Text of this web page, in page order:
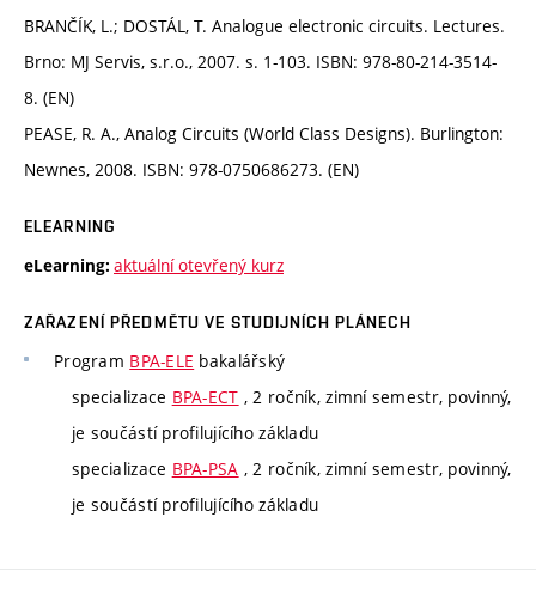
BRANČÍK, L.; DOSTÁL, T. Analogue electronic circuits. Lectures.
Brno: MJ Servis, s.r.o., 2007. s. 1-103. ISBN: 978-80-214-3514-
8. (EN)
PEASE, R. A., Analog Circuits (World Class Designs). Burlington:
Newnes, 2008. ISBN: 978-0750686273. (EN)
ELEARNING
eLearning: aktuální otevřený kurz
ZAŘAZENÍ PŘEDMĚTU VE STUDIJNÍCH PLÁNECH
Program BPA-ELE bakalářský
specializace BPA-ECT , 2 ročník, zimní semestr, povinný,
je součástí profilujícího základu
specializace BPA-PSA , 2 ročník, zimní semestr, povinný,
je součástí profilujícího základu